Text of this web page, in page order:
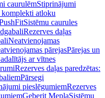
caurulēmStiprinājumi
atloku
Sistēmu caurules
Rezerves daļas
Neatvienojamas
pārejasPārejas un
ar vītnes
Rezerves daļas paredzētas:
Pārsegi
pieslēgumiemRezerves
Geberit MeplaSistēmu